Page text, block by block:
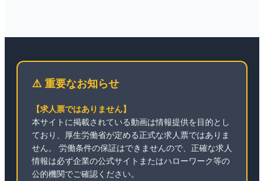
⚠️ 重要なお知らせ
【求人票ではありません】
本サイトに掲載されている動画は情報提供を目的とし
ており、厚生労働省が定める正式な求人票ではありま
せん。 労働条件の保証はできませんので、正確な求人
情報は必ず企業の公式サイトまたはハローワーク等の
公的機関でご確認ください。